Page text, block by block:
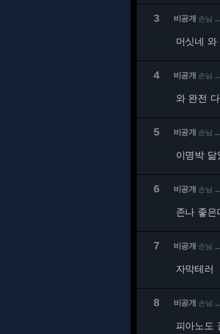
3 비공개 손님
머싯네 와
4 비공개 손님
와 완전
5 비공개 손님
이명박 닮
6 비공개 손님
존나 좋은
7 비공개 손님
자막테러
8 비공개 손님
피아노도